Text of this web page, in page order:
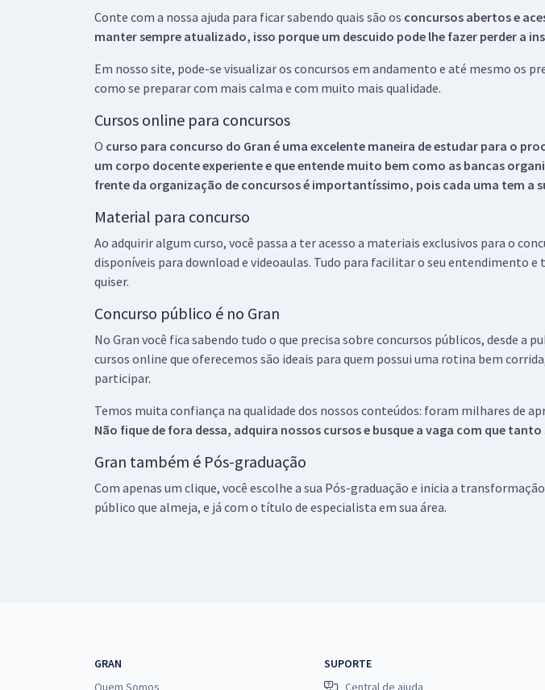
Conte com a nossa ajuda para ficar sabendo quais são os concursos abertos e
manter sempre atualizado, isso porque um descuido pode lhe fazer perder a
Em nosso site, pode-se visualizar os concursos em andamento e até mesmo os
como se preparar com mais calma e com muito mais qualidade.
Cursos online para concursos
O curso para concurso do Gran é uma excelente maneira de estudar para o
um corpo docente experiente e que entende muito bem como as bancas
frente da organização de concursos é importantíssimo, pois cada uma tem a
Material para concurso
Ao adquirir algum curso, você passa a ter acesso a materiais exclusivos para o
disponíveis para download e videoaulas. Tudo para facilitar o seu entendimento
quiser.
Concurso público é no Gran
No Gran você fica sabendo tudo o que precisa sobre concursos públicos, desde
cursos online que oferecemos são ideais para quem possui uma rotina bem
participar.
Temos muita confiança na qualidade dos nossos conteúdos: foram milhares de
Não fique de fora dessa, adquira nossos cursos e busque a vaga com que
Gran também é Pós-graduação
Com apenas um clique, você escolhe a sua Pós-graduação e inicia a
público que almeja, e já com o título de especialista em sua área.
GRAN
Quem Somos
SUPORTE
Central de ajuda